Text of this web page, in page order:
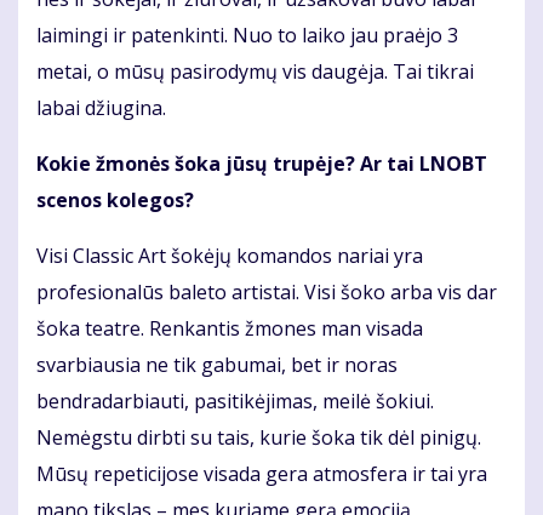
laimingi ir patenkinti. Nuo to laiko jau praėjo 3
metai, o mūsų pasirodymų vis daugėja. Tai tikrai
labai džiugina.
Kokie žmonės šoka jūsų trupėje? Ar tai LNOBT
scenos kolegos?
Visi Classic Art šokėjų komandos nariai yra
profesionalūs baleto artistai. Visi šoko arba vis dar
šoka teatre. Renkantis žmones man visada
svarbiausia ne tik gabumai, bet ir noras
bendradarbiauti, pasitikėjimas, meilė šokiui.
Nemėgstu dirbti su tais, kurie šoka tik dėl pinigų.
Mūsų repeticijose visada gera atmosfera ir tai yra